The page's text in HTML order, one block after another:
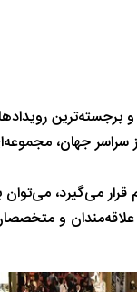
و برجسته‌ترین
جهان،
می‌گیرد،
علاقه‌مندان و